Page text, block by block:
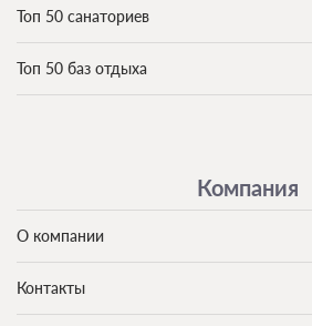
Топ 50 санаториев
Топ 50 баз отдыха
Компания
О компании
Контакты